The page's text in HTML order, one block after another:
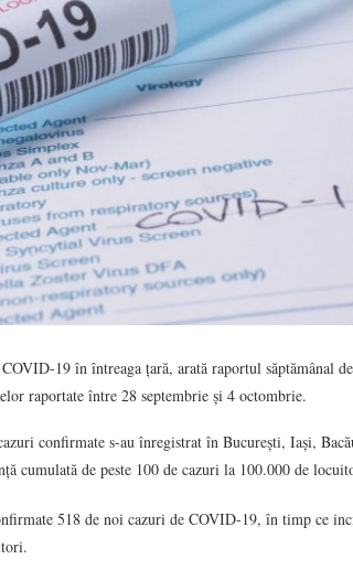
19 în întreaga țară, arată raportul săptămânal
raportate între 28 septembrie și 4 octombrie.
confirmate s-au înregistrat în București, Iași,
cumulată de peste 100 de cazuri la 100.000 de
518 de noi cazuri de COVID-19, în timp ce